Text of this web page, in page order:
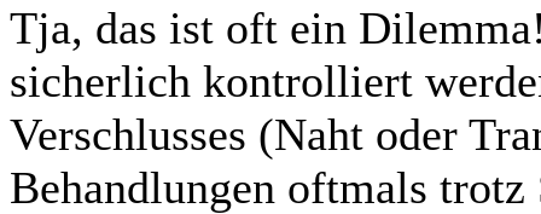
Tja, das ist oft ein
sicherlich kontrolliert
Verschlusses (Naht oder
Behandlungen oftmals